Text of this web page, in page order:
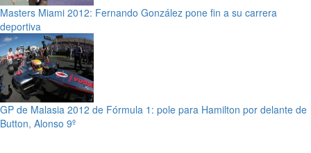
Masters Miami 2012: Fernando González pone fin a su carrera
deportiva
GP de Malasia 2012 de Fórmula 1: pole para Hamilton por delante de
Button, Alonso 9º